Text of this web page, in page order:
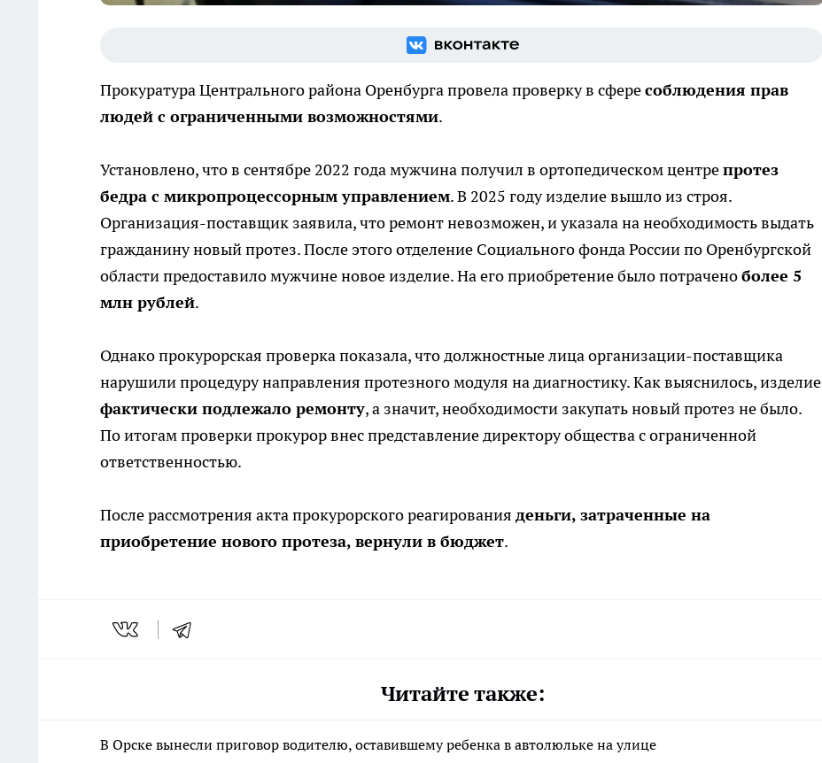
Прокуратура Центрального района Оренбурга провела проверку в сфересоблюдения прав
людей с ограниченными возможностями.
Установлено, что в сентябре 2022 года мужчина получил в ортопедическом центрепротез
бедра с микропроцессорным управлением. В 2025 году изделие вышло из строя.
Организация-поставщик заявила, что ремонт невозможен, и указала на необходимость выдать
гражданину новый протез. После этого отделение Социального фонда России по Оренбургской
области предоставило мужчине новое изделие. На его приобретение было потраченоболее 5
млн рублей.
Однако прокурорская проверка показала, что должностные лица организации-поставщика
нарушили процедуру направления протезного модуля на диагностику. Как выяснилось, изделие
фактически подлежало ремонту, а значит, необходимости закупать новый протез не было.
По итогам проверки прокурор внес представление директору общества с ограниченной
ответственностью.
После рассмотрения акта прокурорского реагирования деньги, затраченные на
приобретение нового протеза, вернули в бюджет.
Читайте также:
В Орске вынесли приговор водителю, оставившему ребенка в автолюльке на улице